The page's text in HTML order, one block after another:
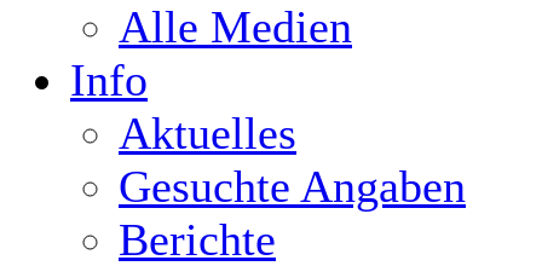
Alle Medien
Info
Aktuelles
Gesuchte Angaben
Berichte